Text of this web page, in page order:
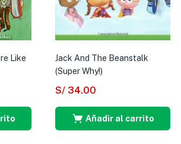
Like
Jack And The Beanstalk
(Super Why!)
S/ 34.00
Añadir al carrito